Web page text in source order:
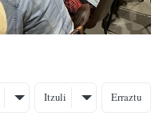
Itzuli Erraztu